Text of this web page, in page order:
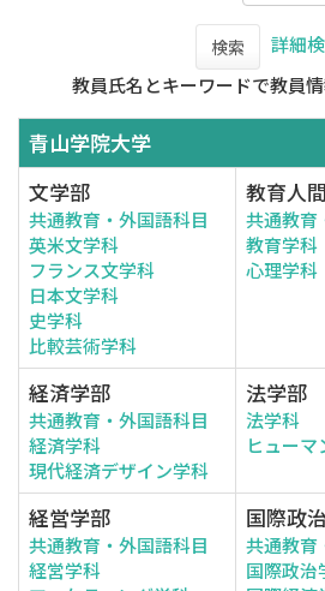
検索
詳細
教員氏名とキーワードで教員情
青山学院大学
文学部
共通教育・外国語科目
英米文学科
フランス文学科
日本文学科
史学科
比較芸術学科
教育人
共通教育
教育学科
心理学科
経済学部
共通教育・外国語科目
経済学科
現代経済デザイン学科
法学部
法学科
ヒュー
経営学部
共通教育・外国語科目
経営学科
国際政
共通教育
国際政治